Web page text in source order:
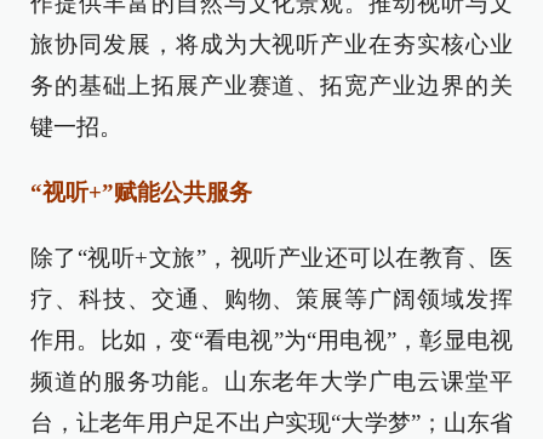
旅协同发展，将成为大视听产业在夯实核心业
务的基础上拓展产业赛道、拓宽产业边界的关
键一招。
“视听+”赋能公共服务
除了“视听+文旅”，视听产业还可以在教育、医
疗、科技、交通、购物、策展等广阔领域发挥
作用。比如，变“看电视”为“用电视”，彰显电视
频道的服务功能。山东老年大学广电云课堂平
台，让老年用户足不出户实现“大学梦”；山东省